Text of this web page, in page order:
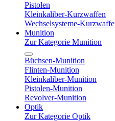
Pistolen
Kleinkaliber-Kurzwaffen
Wechselsysteme-Kurzwaffe
Munition
Zur Kategorie Munition
Büchsen-Munition
Flinten-Munition
Kleinkaliber-Munition
Pistolen-Munition
Revolver-Munition
Optik
Zur Kategorie Optik